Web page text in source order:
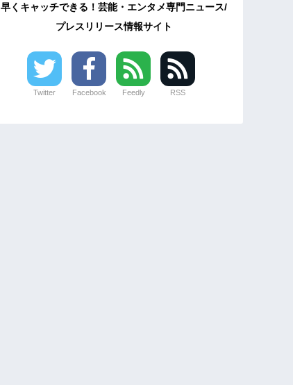
早くキャッチできる！芸能・エンタメ専門ニュース/
プレスリリース情報サイト
Twitter Facebook Feedly RSS